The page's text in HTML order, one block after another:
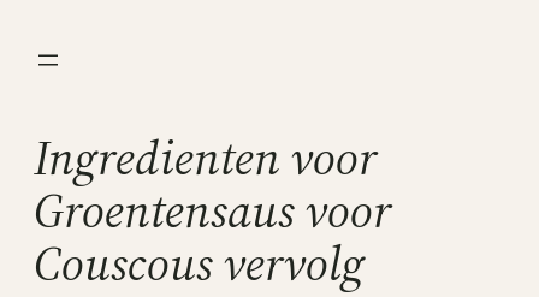
naar
Ingredienten voor
Groentensaus voor
Couscous vervolg